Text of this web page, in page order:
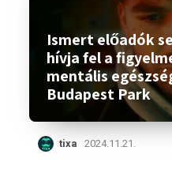
Ismert előadók
hívja fel a
mentális
Budapest Park
tixa 2024.11.21.